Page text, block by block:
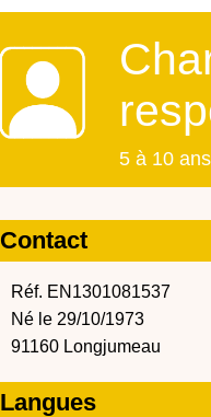
5 à 10
Contact
Réf. EN1301081537
Né le 29/10/1973
91160 Longjumeau
Langues